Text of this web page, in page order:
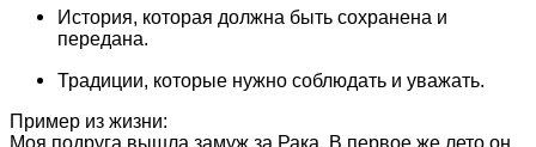
История, которая должна быть сохранена и
передана.
Традиции, которые нужно соблюдать и уважать.
Пример из жизни: